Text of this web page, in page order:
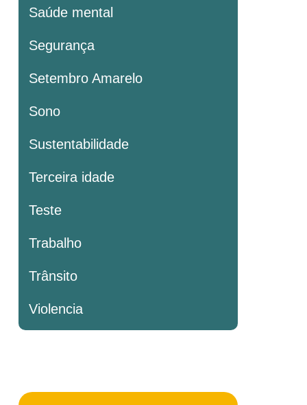
Saúde mental
Segurança
Setembro Amarelo
Sono
Sustentabilidade
Terceira idade
Teste
Trabalho
Trânsito
Violencia